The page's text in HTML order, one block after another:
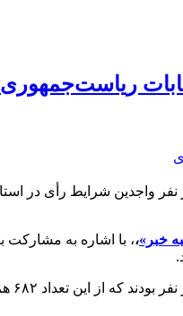
ریاست‌جمهوری
خبر»،